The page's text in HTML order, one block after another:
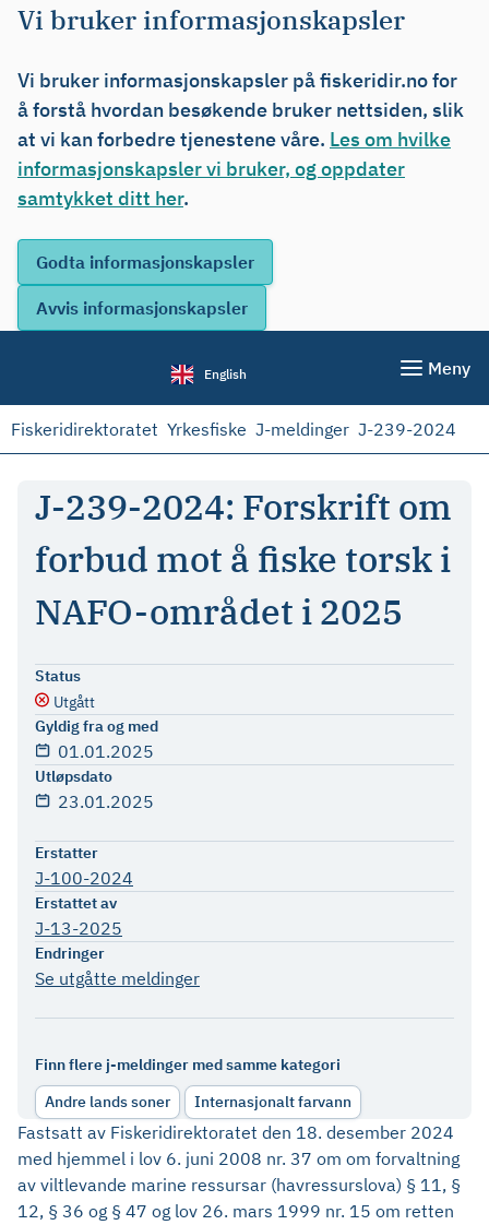
Vi bruker informasjonskapsler
Vi bruker informasjonskapsler på fiskeridir.no for
å forstå hvordan besøkende bruker nettsiden, slik
at vi kan forbedre tjenestene våre. Les om hvilke
informasjonskapsler vi bruker, og oppdater
samtykket ditt her.
English Meny
Fiskeridirektoratet Yrkesfiske J-meldinger J-239-2024
J-239-2024: Forskrift om
forbud mot å fiske torsk i
NAFO-området i 2025
Status
Utgått
Gyldig fra og med
01.01.2025
Utløpsdato
23.01.2025
Erstatter
J-100-2024
Erstattet av
J-13-2025
Endringer
Se utgåtte meldinger
Finn flere j-meldinger med samme kategori
Andre lands soner
Internasjonalt farvann
Fastsatt av Fiskeridirektoratet den 18. desember 2024
med hjemmel i lov 6. juni 2008 nr. 37 om om forvaltning
av viltlevande marine ressursar (havressurslova) § 11, §
12, § 36 og § 47 og lov 26. mars 1999 nr. 15 om retten